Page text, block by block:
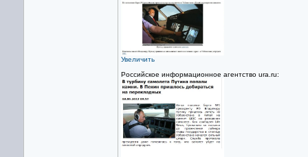
Увеличить
Российское информационное агентство ura.ru: